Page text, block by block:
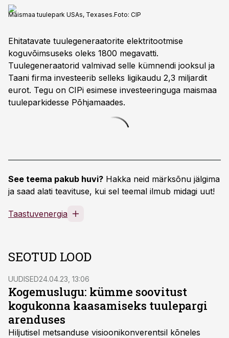
Maismaa tuulepark USAs, Texases.Foto: CIP
Ehitatavate tuulegeneraatorite elektritootmise
koguvõimsuseks oleks 1800 megavatti.
Tuulegeneraatorid valmivad selle kümnendi jooksul ja
Taani firma investeerib selleks ligikaudu 2,3 miljardit
eurot. Tegu on CIPi esimese investeeringuga maismaa
tuuleparkidesse Põhjamaades.
See teema pakub huvi? Hakka neid märksõnu jälgima
ja saad alati teavituse, kui sel teemal ilmub midagi uut!
Taastuvenergia
SEOTUD LOOD
UUDISED24.04.23, 13:06
Kogemuslugu: kümme soovitust
kogukonna kaasamiseks tuulepargi
arenduses
Hiljutisel metsanduse visioonikonverentsil kõneles